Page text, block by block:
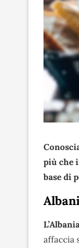
più che
base di
affaccia